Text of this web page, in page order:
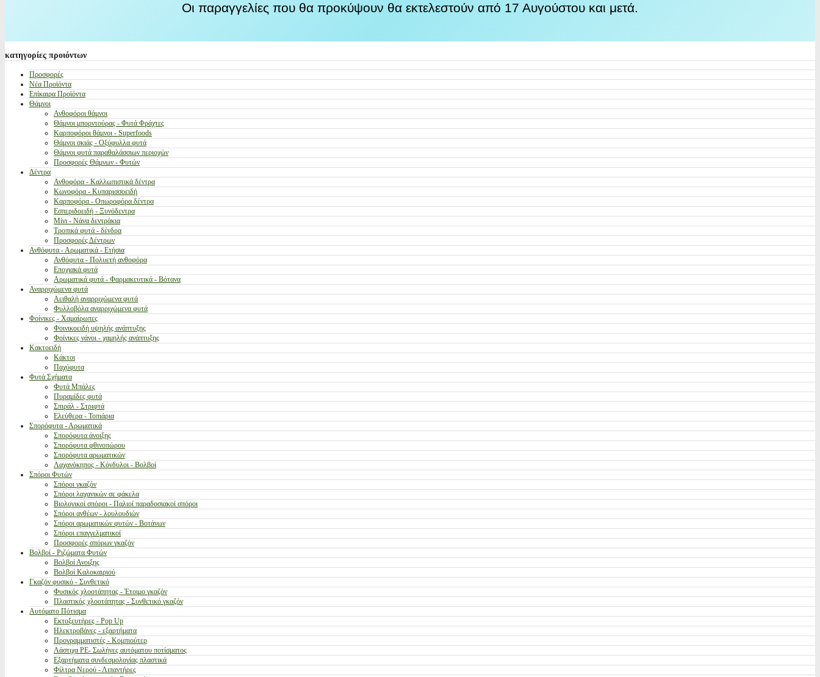
Οι παραγγελίες που θα προκύψουν θα εκτελεστούν από 17 Αυγούστου και μετά.
κατηγορίες προιόντων
Προσφορές
Νέα Προϊόντα
Επίκαιρα Προϊόντα
Θάμνοι
Ανθοφόροι θάμνοι
Θάμνοι μπορντούρας - Φυτά Φράχτες
Καρποφόροι θάμνοι - Superfoods
Θάμνοι σκιάς - Οξύφυλλα φυτά
Θάμνοι φυτά παραθαλάσσιων περιοχών
Προσφορές Θάμνων - Φυτών
Δέντρα
Ανθοφόρα - Καλλωπιστικά δέντρα
Κωνοφόρα - Κυπαρισσοειδή
Καρποφόρα - Οπωροφόρα δέντρα
Εσπεριδοειδή - Ξυνόδεντρα
Μίνι - Νάνα δεντράκια
Τροπικά φυτά - δένδρα
Προσφορές Δέντρων
Ανθόφυτα - Αρωματικά - Ετήσια
Ανθόφυτα - Πολυετή ανθοφόρα
Εποχιακά φυτά
Αρωματικά φυτά - Φαρμακευτικά - Βότανα
Αναρριχώμενα φυτά
Αειθαλή αναρριχώμενα φυτά
Φυλλοβόλα αναρριχώμενα φυτά
Φοίνικες - Χαμαίρωπες
Φοινικοειδή υψηλής ανάπτυξης
Φοίνικες νάνοι - χαμηλής ανάπτυξης
Κακτοειδή
Κάκτοι
Παχύφυτα
Φυτά Σχήματα
Φυτά Μπάλες
Πυραμίδες φυτά
Σπιράλ - Στριφτά
Ελεύθερα - Τοπιάρια
Σπορόφυτα - Αρωματικά
Σπορόφυτα άνοιξης
Σπορόφυτα φθινοπώρου
Σπορόφυτα αρωματικών
Λαχανόκηπος - Κόνδυλοι - Βολβοί
Σπόροι Φυτών
Σπόροι γκαζόν
Σπόροι λαχανικών σε φάκελα
Βιολογικοί σπόροι - Παλιοί παραδοσιακοί σπόροι
Σπόροι ανθέων - λουλουδιών
Σπόροι αρωματικών φυτών - Βοτάνων
Σπόροι επαγγελματικοί
Προσφορές σπόρων γκαζόν
Βολβοί - Ριζώματα Φυτών
Βολβοί Ανοιξης
Βολβοί Καλοκαιριού
Γκαζόν φυσικό - Συνθετικό
Φυσικός χλοοτάπητας - Έτοιμο γκαζόν
Πλαστικός χλοοτάπητας - Συνθετικό γκαζόν
Αυτόματο Πότισμα
Εκτοξευτήρες - Pop Up
Ηλεκτροβάνες - εξαρτήματα
Προγραμματιστές - Κομπιούτερ
Λάστιχα PE- Σωλήνες αυτόματου ποτίσματος
Εξαρτήματα συνδεσμολογίας πλαστικά
Φίλτρα Νερού - Λιπαντήρες